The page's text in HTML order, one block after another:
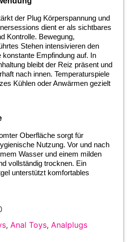
der Plug Körperspannung und
dient er als sichtbares
Kontrolle. Bewegung,
Stehen intensivieren den
konstante Empfindung auf. In
bleibt der Reiz präsent und
nach innen. Temperaturspiele
Kühlen oder Anwärmen gezielt
Oberfläche sorgt für
Nutzung. Vor und nach
Wasser und einem milden
vollständig trocknen. Ein
unterstützt komfortables
, Anal Toys, Analplugs